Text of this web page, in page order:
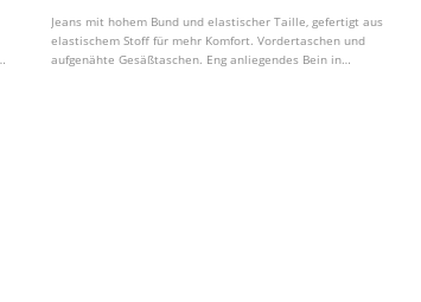
Jeans mit hohem Bund und elastischer Taille, gefertigt aus
elastischem Stoff für mehr Komfort. Vordertaschen und
aufgenähte Gesäßtaschen. Eng anliegendes Bein in